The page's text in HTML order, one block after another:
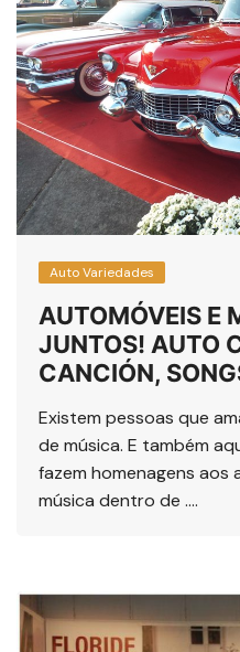
Auto Variedades
AUTOMÓVEIS E
JUNTOS! AUTO
CANCIÓN,
Existem pessoas que
de música. E também
fazem homenagens aos
música dentro de ….